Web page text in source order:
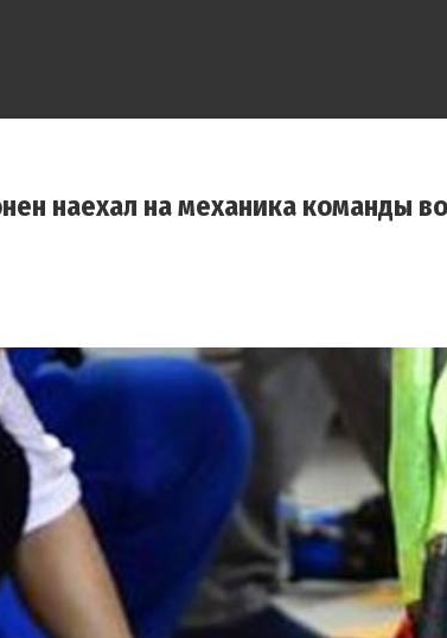
наехал на механика команды